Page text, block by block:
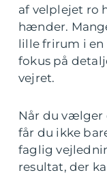
af velplejet ro
hænder.
lille frirum i en
fokus på
vejret.
Når du vælger
får du ikke
faglig
resultat, der